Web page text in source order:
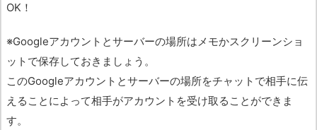
OK！
※Googleアカウントとサーバーの場所はメモかスクリーンショ
ットで保存しておきましょう。
このGoogleアカウントとサーバーの場所をチャットで相手に伝
えることによって相手がアカウントを受け取ることができま
す。